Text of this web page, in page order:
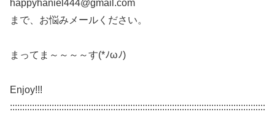
happyhaniel444@gmail.com
まで、お悩みメールください。
まってま～～～～す(*ﾉωﾉ)
Enjoy!!!
::::::::::::::::::::::::::::::::::::::::::::::::::::::::::::::::::::::::::::::::::::::::::::::::::::::::